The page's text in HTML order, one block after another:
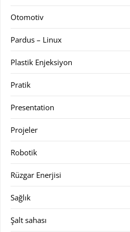
Otomotiv
Pardus – Linux
Plastik Enjeksiyon
Pratik
Presentation
Projeler
Robotik
Rüzgar Enerjisi
Sağlık
Şalt sahası